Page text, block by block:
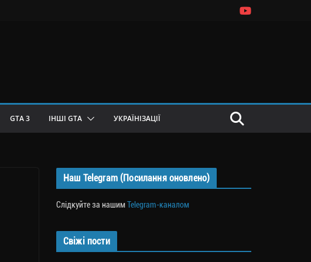
GTA 3 ІНШІ GTA УКРАЇНІЗАЦІЇ
Наш Telegram (Посилання оновлено)
Слідкуйте за нашимTelegram-каналом
Свіжі пости